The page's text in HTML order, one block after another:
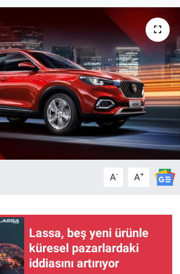
A- A+
Lassa, beş yeni ürünle
küresel pazarlardaki
iddiasını artırıyor